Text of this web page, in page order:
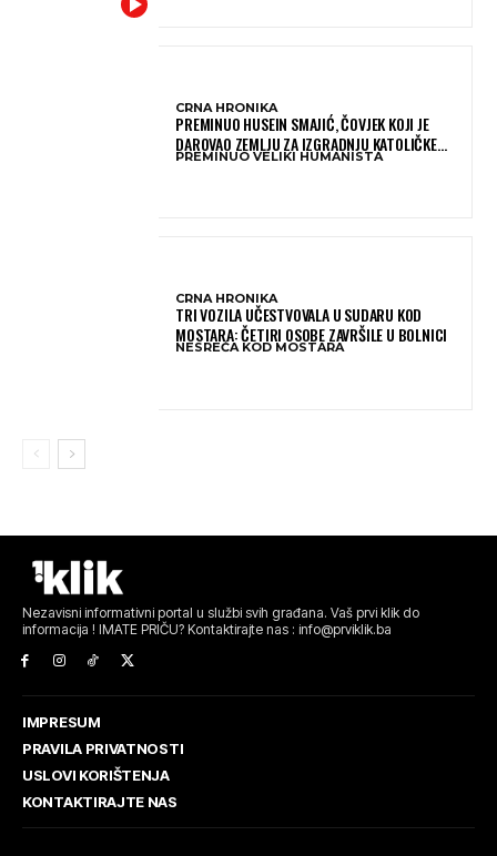
CRNA HRONIKA
PREMINUO HUSEIN SMAJIĆ, ČOVJEK KOJI JE
DAROVAO ZEMLJU ZA IZGRADNJU KATOLIČKE
CRKVE U BUGOJNU
PREMINUO VELIKI HUMANISTA
CRNA HRONIKA
TRI VOZILA UČESTVOVALA U SUDARU KOD
MOSTARA: ČETIRI OSOBE ZAVRŠILE U BOLNICI
NESREĆA KOD MOSTARA
Nezavisni informativni portal u službi svih građana. Vaš prvi klik do
informacija ! IMATE PRIČU? Kontaktirajte nas : info@prviklik.ba
IMPRESUM
PRAVILA PRIVATNOSTI
USLOVI KORIŠTENJA
KONTAKTIRAJTE NAS